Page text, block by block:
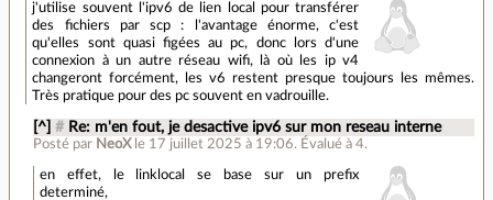
j'utilise souvent l'ipv6 de lien local pour transférer
des fichiers par scp : l'avantage énorme, c'est
qu'elles sont quasi figées au pc, donc lors d'une
connexion à un autre réseau wifi, là où les ip v4
changeront forcément, les v6 restent presque toujours les mêmes.
Très pratique pour des pc souvent en vadrouille.
[^] # Re: m'en fout, je desactive ipv6 sur mon reseau interne
Posté par NeoX le 17 juillet 2025 à 19:06. Évalué à 4.
en effet, le linklocal se base sur un prefix
determiné,